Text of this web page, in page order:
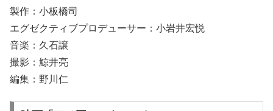
製作：小板橋司
エグゼクティブプロデューサー：小岩井宏悦
音楽：久石譲
撮影：鯨井亮
編集：野川仁